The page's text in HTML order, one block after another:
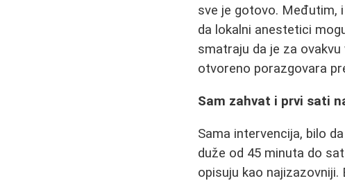
sve je gotovo. Međutim,
da lokalni anestetici
smatraju da je za ovakvu
otvoreno porazgovara
Sam zahvat i prvi sati
Sama intervencija, bilo
duže od 45 minuta do
opisuju kao najizazovniji.